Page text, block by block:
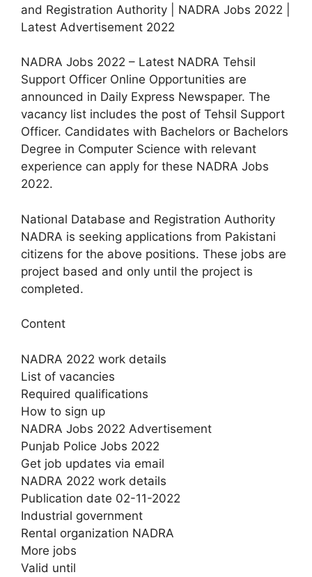
and Registration Authority | NADRA Jobs 2022 |
Latest Advertisement 2022
NADRA Jobs 2022 – Latest NADRA Tehsil
Support Officer Online Opportunities are
announced in Daily Express Newspaper. The
vacancy list includes the post of Tehsil Support
Officer. Candidates with Bachelors or Bachelors
Degree in Computer Science with relevant
experience can apply for these NADRA Jobs
2022.
National Database and Registration Authority
NADRA is seeking applications from Pakistani
citizens for the above positions. These jobs are
project based and only until the project is
completed.
Content
NADRA 2022 work details
List of vacancies
Required qualifications
How to sign up
NADRA Jobs 2022 Advertisement
Punjab Police Jobs 2022
Get job updates via email
NADRA 2022 work details
Publication date 02-11-2022
Industrial government
Rental organization NADRA
More jobs
Valid until